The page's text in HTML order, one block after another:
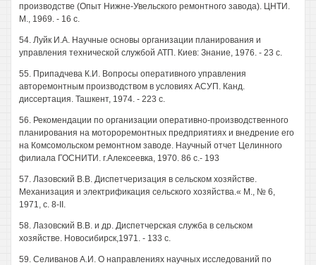
производстве (Опыт Нижне-Увельского ремонтного завода). ЦНТИ.
М., 1969. - 16 с.
54. Луйк И.А. Научные основы организации планирования и
управления технической службой АТП. Киев: Знание, 1976. - 23 с.
55. Припадчева К.И. Вопросы оперативного управления
авторемонтным производством в условиях АСУП. Канд.
диссертация. Ташкент, 1974. - 223 с.
56. Рекомендации по организации оперативно-производственного
планирования на мотороремонтных предприятиях и внедрение его
на Комсомольском ремонтном заводе. Научный отчет Целинного
филиала ГОСНИТИ. г.Алексеевка, 1970. 86 с.- 193
57. Лазовский B.B. Диспетчеризация в сельском хозяйстве.
Механизация и электрификация сельского хозяйства.« М., № 6,
1971, с. 8-II.
58. Лазовский В.В. и др. Диспетчерская служба в сельском
хозяйстве. Новосибирск,1971. - 133 с.
59. Селиванов А.И. О направлениях научных исследований по